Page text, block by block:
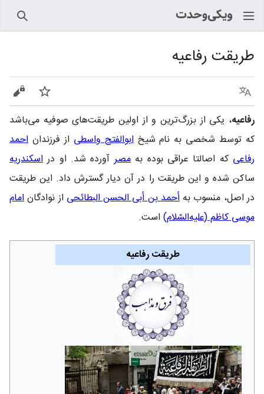
طریقت رفاعیه
زبان پیگیری
رفاعیه، یکی از بزرگ‌ترین و از اولین طریقت‌های صوفیه می‌باشد
که توسط شخصی به نام شیخابوالفتح واسطی از فرزندان احمد
رفاعی که اصالتا عراقی بوده بهمصرآورده شد. او در اسکندریه
ساکن شده و این طریقت را در آن دیار گسترش داد. این طریقت
در اصل، منسوب بهأحمد بن أبی الحسن البطائحی از نوادگانامام
موسی کاظم (علیه‌السّلام) است.
طریقت رفاعیه